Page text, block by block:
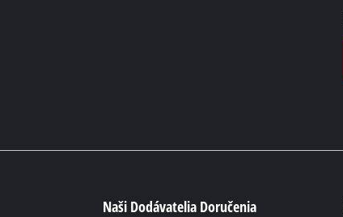
Naši Dodávatelia Doručenia